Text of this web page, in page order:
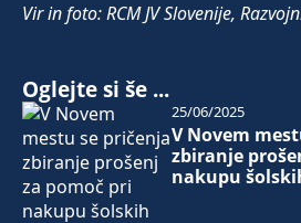
Vir in foto: RCM JV Slovenije,
Oglejte si še ...
V Novem
zbiranje
nakupu
25/06/2025